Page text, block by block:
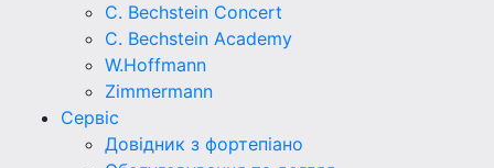
C. Bechstein Concert
C. Bechstein Academy
W.Hoffmann
Zimmermann
Сервіс
Довідник з фортепіано